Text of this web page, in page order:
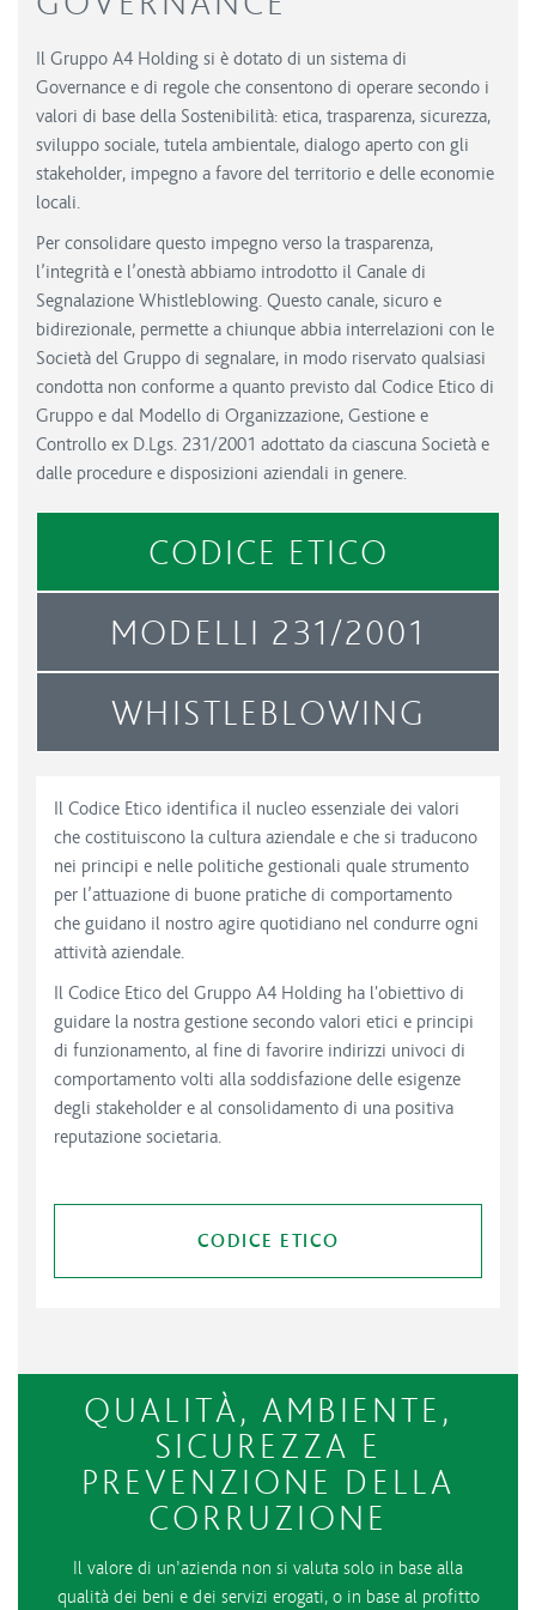
Il Gruppo A4 Holding si è dotato di un sistema di
Governance e di regole che consentono di operare secondo i
valori di base della Sostenibilità: etica, trasparenza, sicurezza,
sviluppo sociale, tutela ambientale, dialogo aperto con gli
stakeholder, impegno a favore del territorio e delle economie
locali.
Per consolidare questo impegno verso la trasparenza,
l’integrità e l’onestà abbiamo introdotto il Canale di
Segnalazione Whistleblowing. Questo canale, sicuro e
bidirezionale, permette a chiunque abbia interrelazioni con le
Società del Gruppo di segnalare, in modo riservato qualsiasi
condotta non conforme a quanto previsto dal Codice Etico di
Gruppo e dal Modello di Organizzazione, Gestione e
Controllo ex D.Lgs. 231/2001 adottato da ciascuna Società e
dalle procedure e disposizioni aziendali in genere.
CODICE ETICO
MODELLI 231/2001
WHISTLEBLOWING
Il Codice Etico identifica il nucleo essenziale dei valori
che costituiscono la cultura aziendale e che si traducono
nei principi e nelle politiche gestionali quale strumento
per l’attuazione di buone pratiche di comportamento
che guidano il nostro agire quotidiano nel condurre ogni
attività aziendale.
Il Codice Etico del Gruppo A4 Holding ha l'obiettivo di
guidare la nostra gestione secondo valori etici e principi
di funzionamento, al fine di favorire indirizzi univoci di
comportamento volti alla soddisfazione delle esigenze
degli stakeholder e al consolidamento di una positiva
reputazione societaria.
CODICE ETICO
QUALITÀ, AMBIENTE,
SICUREZZA E
PREVENZIONE DELLA
CORRUZIONE
Il valore di un’azienda non si valuta solo in base alla
qualità dei beni e dei servizi erogati, o in base al profitto